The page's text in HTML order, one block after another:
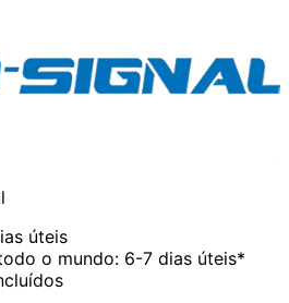
úteis
o mundo: 6-7 dias úteis*